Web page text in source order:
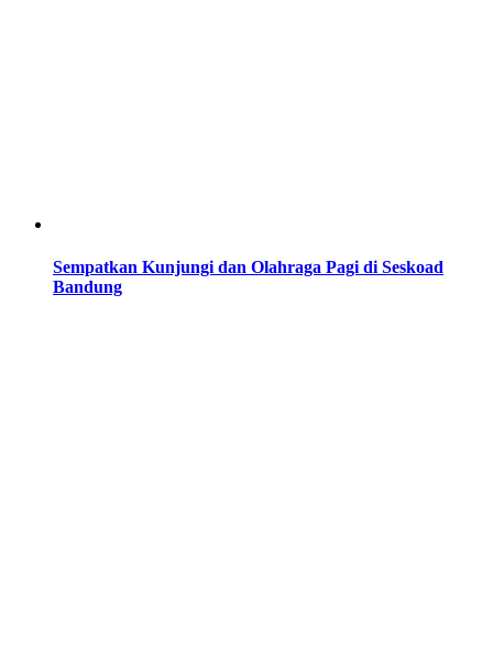
Sempatkan Kunjungi dan Olahraga Pagi di Seskoad
Bandung